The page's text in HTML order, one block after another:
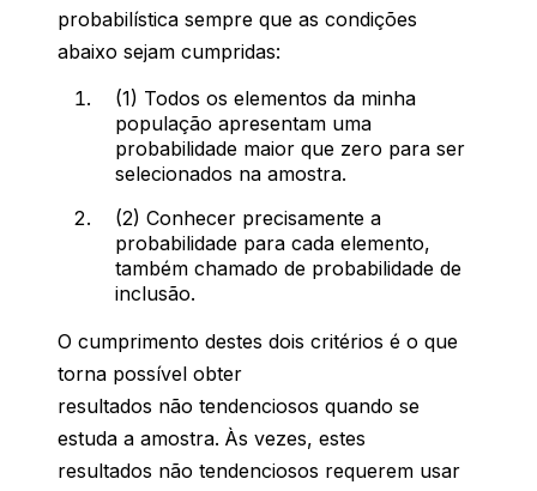
probabilística sempre que as condições
abaixo sejam cumpridas:
(1) Todos os elementos da minha
população apresentam uma
probabilidade maior que zero para ser
selecionados na amostra.
(2) Conhecer precisamente a
probabilidade para cada elemento,
também chamado de probabilidade de
inclusão.
O cumprimento destes dois critérios é o que
torna possível obter
resultados não tendenciosos quando se
estuda a amostra. Às vezes, estes
resultados não tendenciosos requerem usar